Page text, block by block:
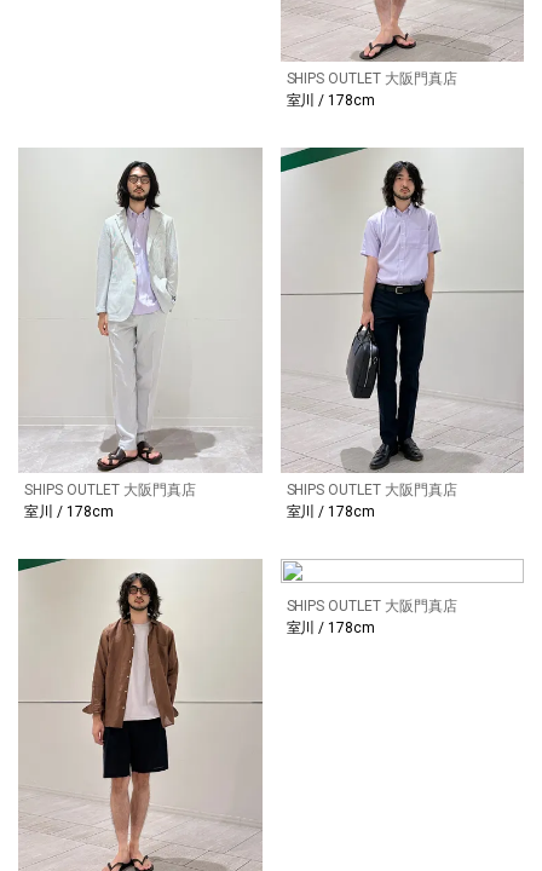
SHIPS OUTLET 大阪門真店
室川 / 178cm
SHIPS OUTLET 大阪門真店
室川 / 178cm
SHIPS OUTLET 大阪門真店
室川 / 178cm
SHIPS OUTLET 大阪門真店
室川 / 178cm